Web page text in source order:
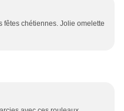
fêtes chétiennes. Jolie omelette